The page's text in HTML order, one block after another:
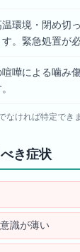
環境・閉め切
す。緊急処置が
嘩による噛み
ければ特定できま
き症状
識が薄い